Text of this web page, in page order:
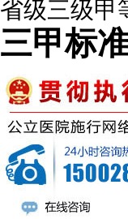
省级三级
三甲标